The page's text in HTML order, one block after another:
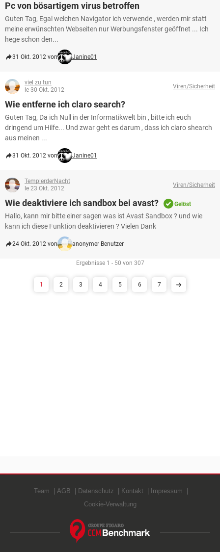
Pc von bösartigem virus betroffen
Guten Tag, Egal welchen Navigator ich verwende , werden mir statt
meine erwünschten Webseiten nur Werbungsfenster geöffnet ... Ich
hege schon den...
31 Okt. 2012 von Janine01
viel zu tun
le 30 Okt. 2012
Viren/Sicherheit
Wie entferne ich claro search?
Guten Tag, Da ich Null in der Informatikwelt bin , bitte ich euch
dringend um Hilfe... Und zwar geht es darum , dass ich claro shearch
aus meinen ...
31 Okt. 2012 von Janine01
TemplerderNacht
le 23 Okt. 2012
Viren/Sicherheit
Wie deaktiviere ich sandbox bei avast? Gelöst
Hallo, kann mir bitte einer sagen was ist Avast Sandbox ? und wie
kann ich diese Funktion deaktivieren ? Vielen Dank
24 Okt. 2012 von anonymer Benutzer
Ergebnisse 1 - 50 von 307
1 2 3 4 5 6 7
Team AGB Datenschutz Kontakt
Impressum
Cookie-Verwaltung